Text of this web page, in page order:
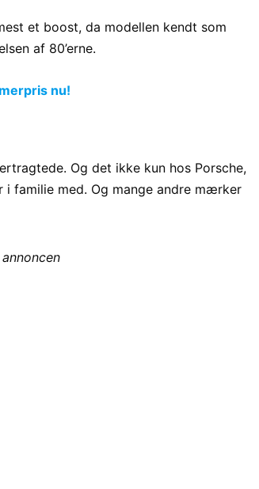
et boost, da modellen kendt som
af 80’erne.
nu!
Og det ikke kun hos Porsche,
i familie med. Og mange andre mærker